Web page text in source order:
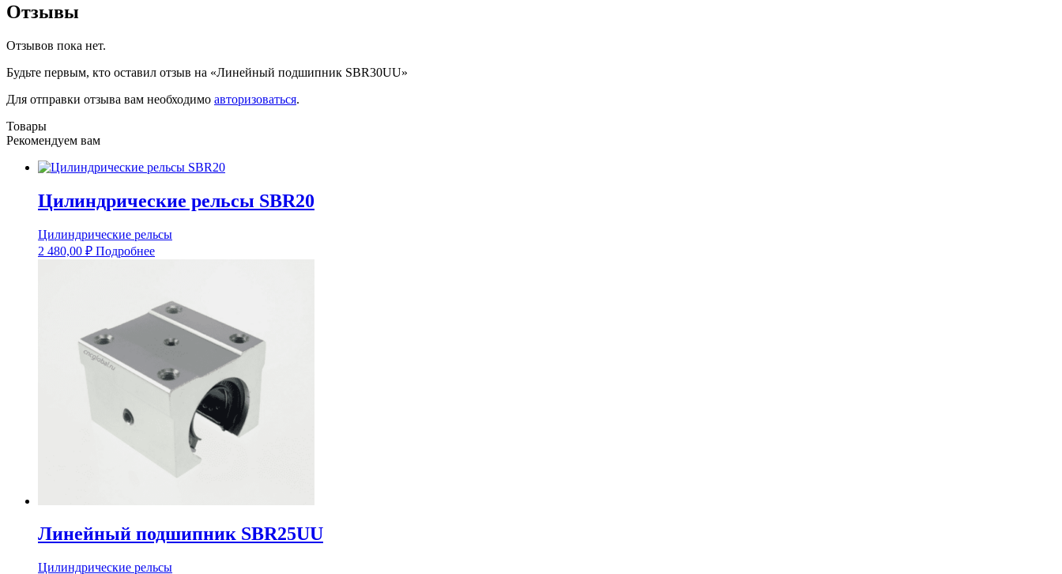
Отзывы
Отзывов пока нет.
Будьте первым, кто оставил отзыв на «Линейный подшипник SBR30UU»
Для отправки отзыва вам необходимо авторизоваться.
Товары
Рекомендуем вам
Цилиндрические рельсы SBR20
Цилиндрические рельсы
2 480,00 ₽ Подробнее
Линейный подшипник SBR25UU
Цилиндрические рельсы